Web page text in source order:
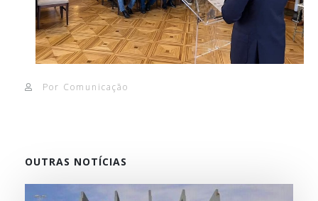
Por Comunicação
OUTRAS NOTÍCIAS